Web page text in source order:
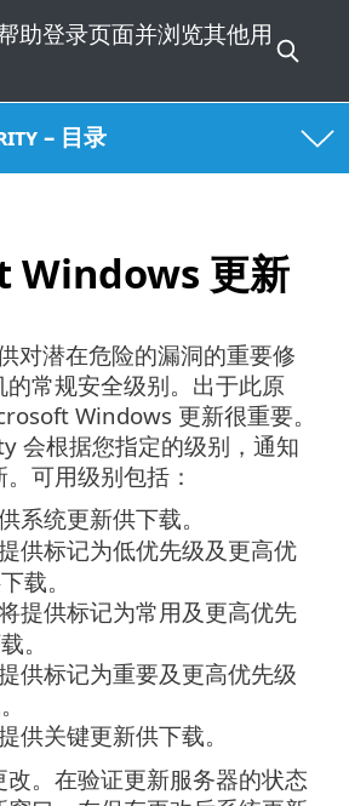
– 目录
Windows 更新
对潜在危险的漏洞的重要修
常规安全级别。出于此原
Windows 更新很重要。
会根据您指定的级别，通知
可用级别包括：
系统更新供下载。
供标记为低优先级及更高优
载。
提供标记为常用及更高优先
。
供标记为重要及更高优先级
供关键更新供下载。
改。在验证更新服务器的状态